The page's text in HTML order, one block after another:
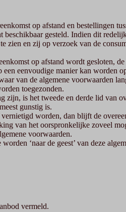
op afstand en bestellingen
beschikbaar gesteld. Indien dit
zien en zij op verzoek van de
op afstand wordt gesloten,
eenvoudige manier kan worden
van de algemene voorwaarden
toegezonden.
is het tweede en derde lid van
gunstig is.
worden, dan blijft de
van het oorspronkelijke zoveel
voorwaarden.
‘naar de geest’ van deze
vermeld.